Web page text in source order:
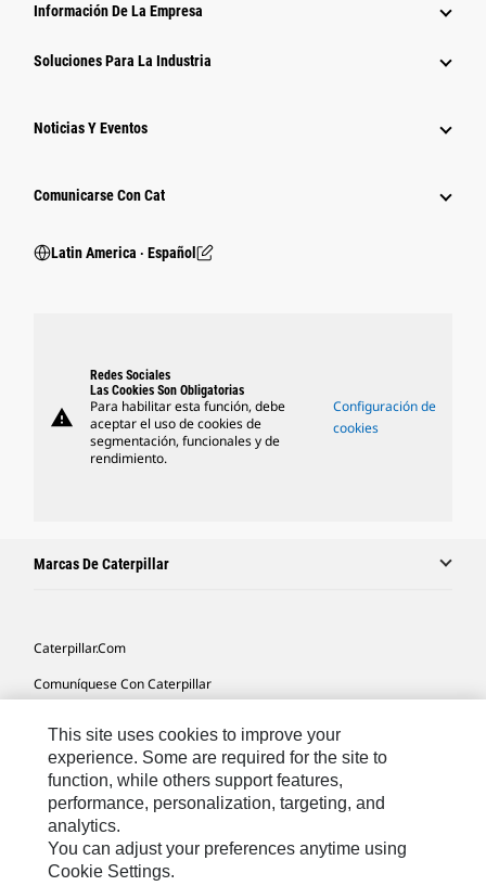
Información De La Empresa
Soluciones Para La Industria
Noticias Y Eventos
Comunicarse Con Cat
Latin America ‧ Español
warning
Redes Sociales
Las Cookies Son Obligatorias
Para habilitar esta función, debe
aceptar el uso de cookies de
segmentación, funcionales y de
rendimiento.
Configuración de
cookies
Marcas De Caterpillar
Caterpillar.com
Comuníquese Con Caterpillar
Mapa Del Sitio
Cookie Settings
Avisos Legales
Privacidad
This site uses cookies to improve your
experience. Some are required for the site to
function, while others support features,
performance, personalization, targeting, and
analytics.
You can adjust your preferences anytime using
Cookie Settings.